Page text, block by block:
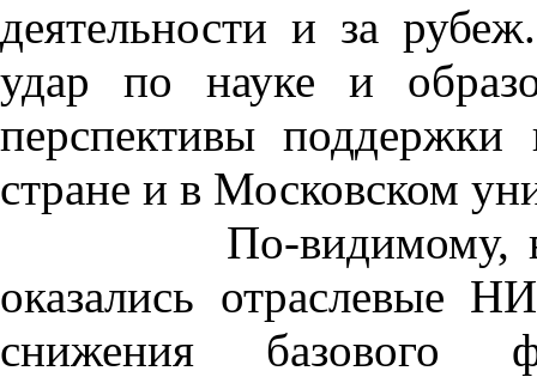
деятельности и за
удар по науке и
перспективы
стране и в Московском
По-видимому, в
оказались
снижения базового